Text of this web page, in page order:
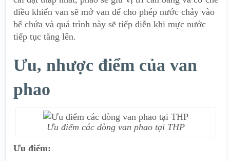
điều khiển van sẽ mở van để cho phép nước chảy vào
bể chứa và quá trình này sẽ tiếp diễn khi mực nước
tiếp tục tăng lên.
Ưu, nhược điểm của van
phao
Ưu điểm các dòng van phao tại THP
Ưu điểm: